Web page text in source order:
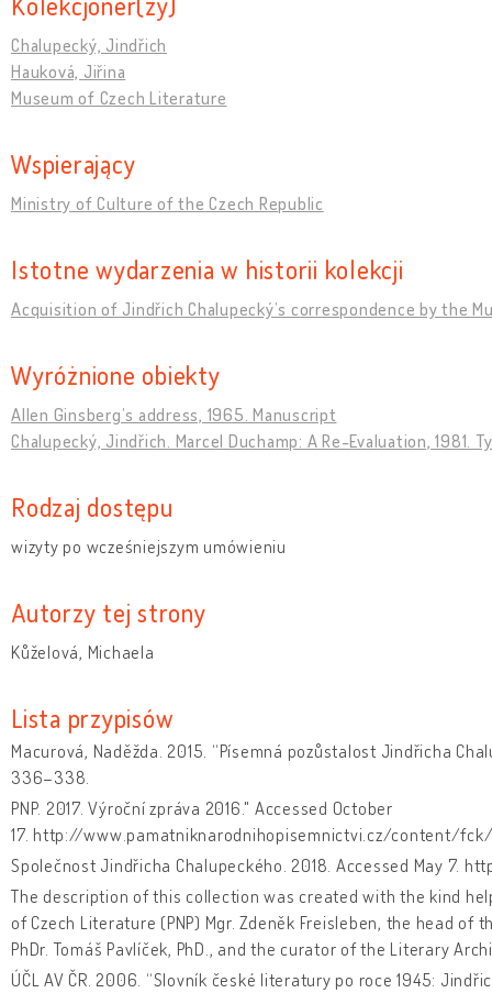
Chalupecký, Jindřich
Hauková, Jiřina
Museum of Czech Literature
Wspierający
Ministry of Culture of the Czech Republic
Istotne wydarzenia w historii kolekcji
Acquisition of Jindřich Chalupeckýʼs correspondence by the
Wyróżnione obiekty
Allen Ginsbergʼs address, 1965. Manuscript
Chalupecký, Jindřich. Marcel Duchamp: A Re-Evaluation, 1981.
Rodzaj dostępu
wizyty po wcześniejszym umówieniu
Autorzy tej strony
Kůželová, Michaela
Lista przypisów
Macurová, Naděžda. 2015. “Písemná pozůstalost Jindřicha
336–338.
PNP. 2017. Výroční zpráva 2016." Accessed October
17. http://www.pamatniknarodnihopisemnictvi.cz/content/
Společnost Jindřicha Chalupeckého. 2018. Accessed May 7.
The description of this collection was created with the kind
of Czech Literature (PNP) Mgr. Zdeněk Freisleben, the head of
PhDr. Tomáš Pavlíček, PhD., and the curator of the Literary
ÚČL AV ČR. 2006. “Slovník české literatury po roce 1945: